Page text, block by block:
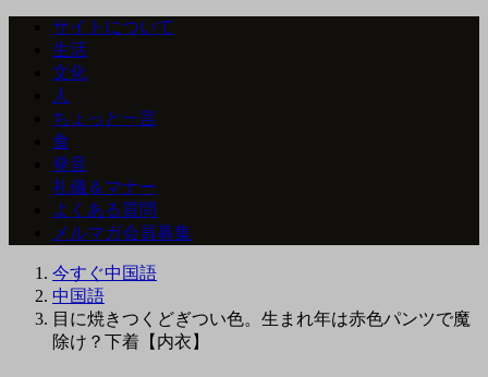
サイトについて
生活
文化
人
ちょっと一言
食
発音
礼儀＆マナー
よくある質問
メルマガ会員募集
今すぐ中国語
中国語
目に焼きつくどぎつい色。生まれ年は赤色パンツで魔
除け？下着【内衣】